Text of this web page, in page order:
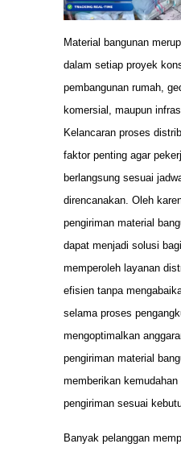
Material bangunan
dalam setiap proyek
pembangunan rumah,
komersial, maupun
Kelancaran proses
faktor penting agar
berlangsung sesuai
direncanakan. Oleh
pengiriman material
dapat menjadi solusi
memperoleh layanan
efisien tanpa
selama proses
mengoptimalkan
pengiriman material
memberikan
pengiriman sesuai
Banyak pelanggan